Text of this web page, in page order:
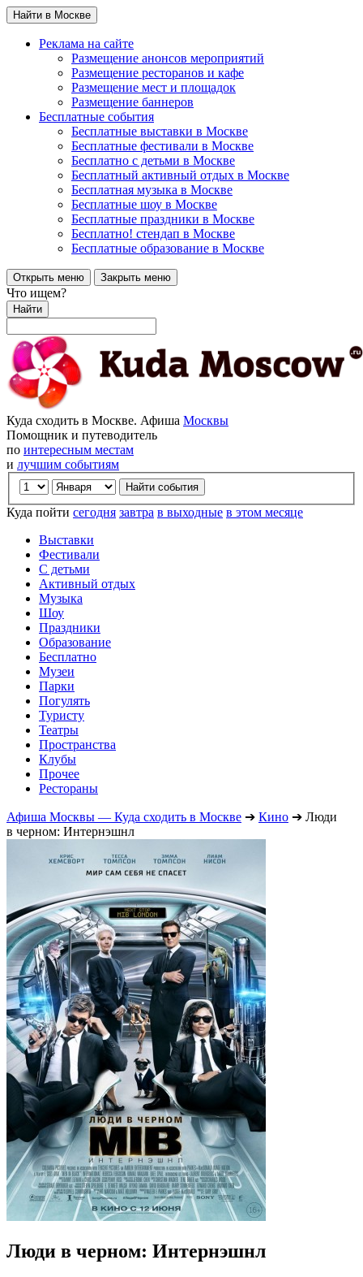
Найти в Москве
Реклама на сайте
Размещение анонсов мероприятий
Размещение ресторанов и кафе
Размещение мест и площадок
Размещение баннеров
Бесплатные события
Бесплатные выставки в Москве
Бесплатные фестивали в Москве
Бесплатно с детьми в Москве
Бесплатный активный отдых в Москве
Бесплатная музыка в Москве
Бесплатные шоу в Москве
Бесплатные праздники в Москве
Бесплатно! стендап в Москве
Бесплатные образование в Москве
Открыть меню Закрыть меню
Что ищем?
Найти
Куда сходить в Москве. Афиша Москвы
Помощник и путеводитель
по интересным местам
и лучшим событиям
Куда пойти сегодня завтра в выходные в этом месяце
Выставки
Фестивали
С детьми
Активный отдых
Музыка
Шоу
Праздники
Образование
Бесплатно
Музеи
Парки
Погулять
Туристу
Театры
Пространства
Клубы
Прочее
Рестораны
Афиша Москвы — Куда сходить в Москве ➔ Кино ➔ Люди
в черном: Интернэшнл
Люди в черном: Интернэшнл